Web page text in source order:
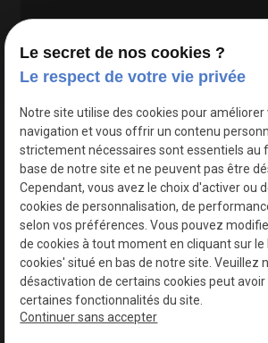
Google Maps Search API est désactivé.
Le secret de nos cookies ?
Le respect de votre vie privée
Notre site utilise des cookies pour
navigation et vous offrir un contenu
strictement nécessaires sont essentiels au
base de notre site et ne peuvent pas être
Cependant, vous avez le choix d'activer ou
cookies de personnalisation, de
selon vos préférences. Vous pouvez
de cookies à tout moment en cliquant sur le
cookies' situé en bas de notre site. Veuillez
désactivation de certains cookies peut
certaines fonctionnalités du site.
Continuer sans accepter